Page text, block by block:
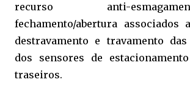
recurso anti-
fechamento/abertura associados
destravamento e travamento
dos sensores de
traseiros.